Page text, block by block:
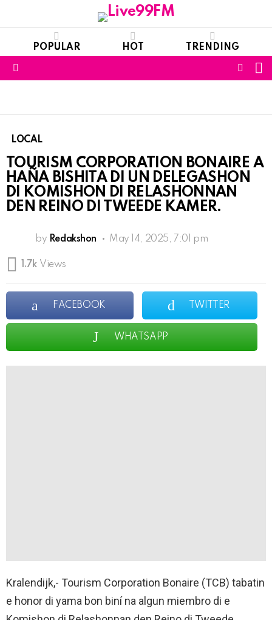
POPULAR HOT TRENDING
LOCAL
TOURISM CORPORATION BONAIRE A
HAÑA BISHITA DI UN DELEGASHON
DI KOMISHON DI RELASHONNAN
DEN REINO DI TWEEDE KAMER.
by Redakshon May 14, 2025, 7:01 pm
1.7k Views
FACEBOOK TWITTER
WHATSAPP
Kralendijk,- Tourism Corporation Bonaire (TCB) tabatin
e honor di yama bon biní na algun miembro di e